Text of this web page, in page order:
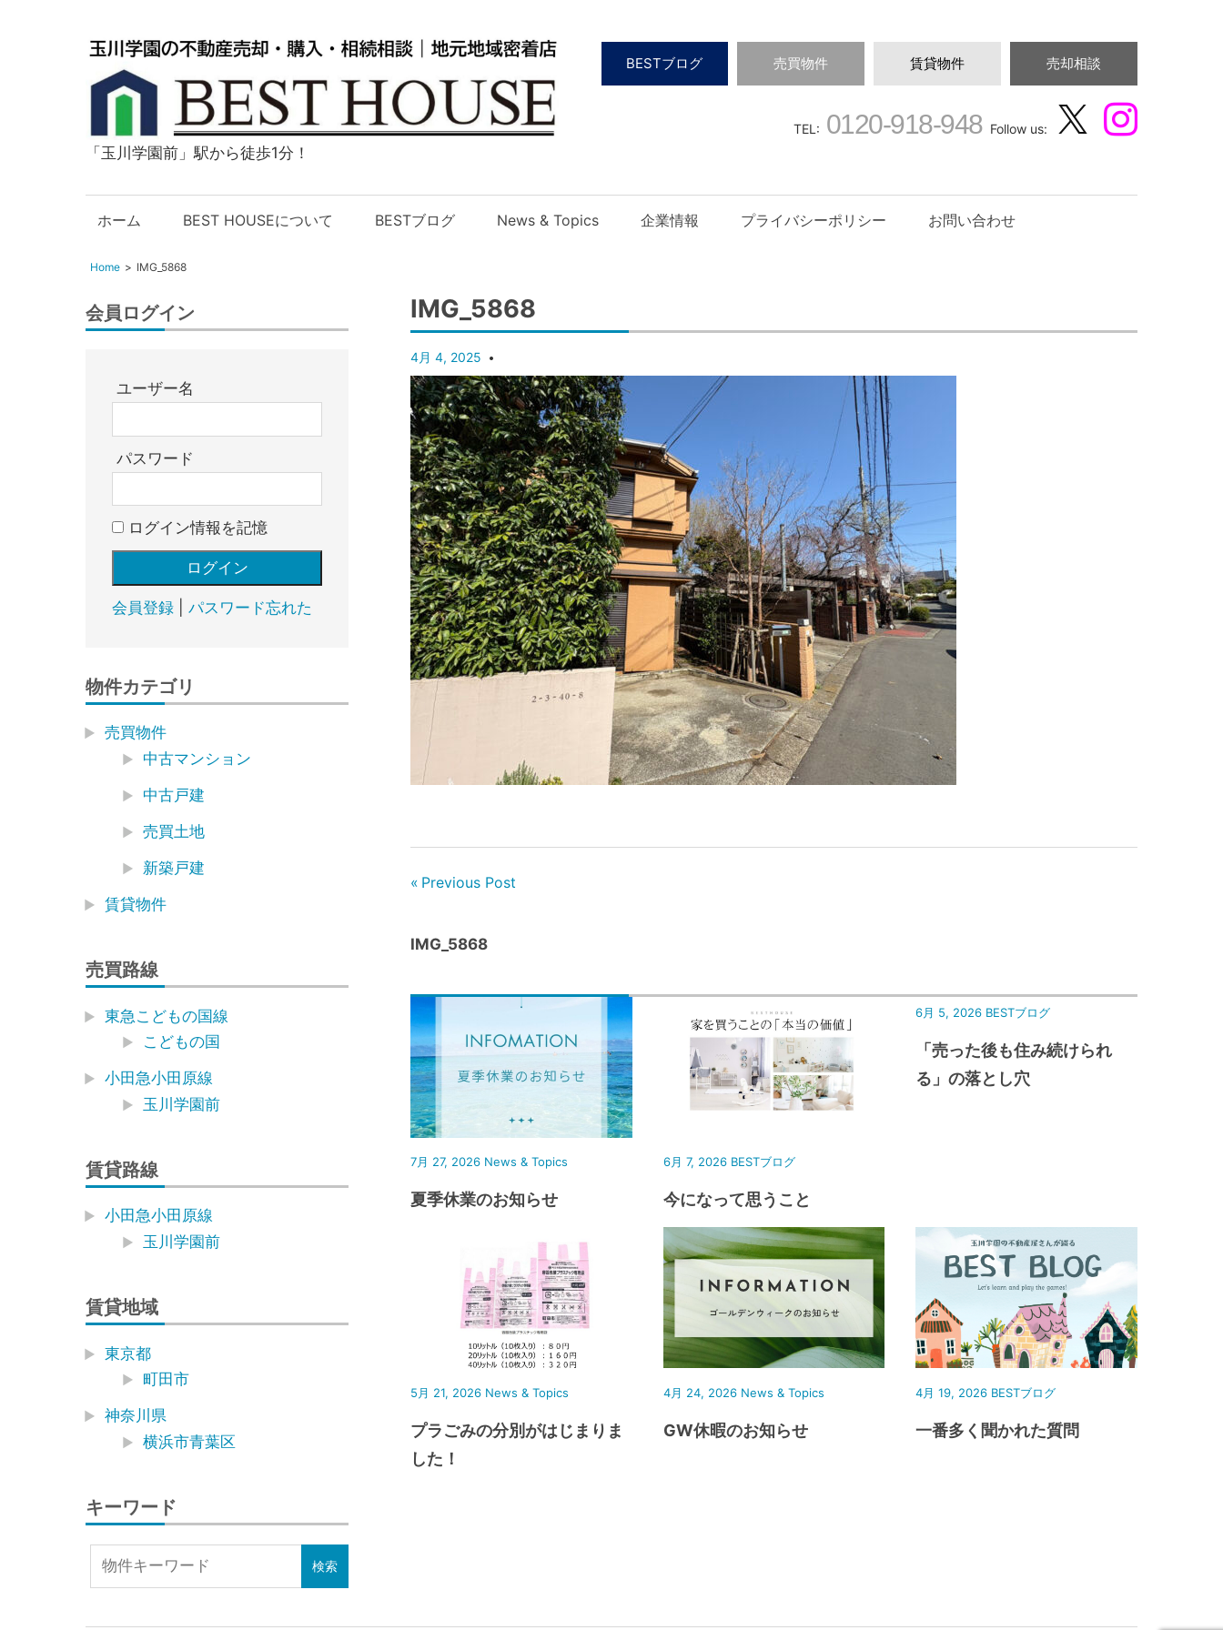
玉
学
の
動
産
入・
却・
BEST
HOUSE
「玉川学園前」駅から徒歩1分！
BESTブログ 売買物件 賃貸物件 売却相談
TEL: 0120-918-948Follow us:
ホーム BEST HOUSEについて BESTブログ News & Topics 企業情報 プライバシーポリシー お問い合わせ
Home IMG_5868
IMG_5868
4月 4, 2025
Previous Post
IMG_5868
7月 27, 2026 News & Topics
夏季休業のお知らせ
6月 7, 2026 BESTブログ
今になって思うこと
6月 5, 2026 BESTブログ
「売った後も住み続けられ
る」の落とし穴
5月 21, 2026 News & Topics
プラごみの分別がはじまりま
した！
4月 24, 2026 News & Topics
GW休暇のお知らせ
4月 19, 2026 BESTブログ
一番多く聞かれた質問
会員ログイン
ユーザー名
パスワード
ログイン情報を記憶
会員登録| パスワード忘れた
物件カテゴリ
売買物件
中古マンション
中古戸建
売買土地
新築戸建
賃貸物件
売買路線
東急こどもの国線
こどもの国
小田急小田原線
玉川学園前
賃貸路線
小田急小田原線
玉川学園前
賃貸地域
東京都
町田市
神奈川県
横浜市青葉区
キーワード